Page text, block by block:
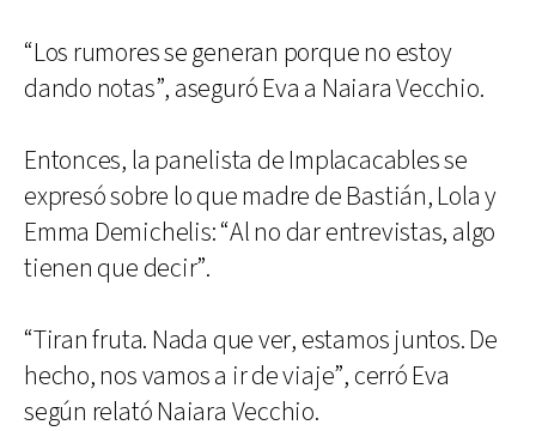
“Los rumores se generan porque no estoy
dando notas”, aseguró Eva a Naiara Vecchio.
Entonces, la panelista de Implacacables se
expresó sobre lo que madre de Bastián, Lola y
Emma Demichelis: “Al no dar entrevistas, algo
tienen que decir”.
“Tiran fruta. Nada que ver, estamos juntos. De
hecho, nos vamos a ir de viaje”, cerró Eva
según relató Naiara Vecchio.